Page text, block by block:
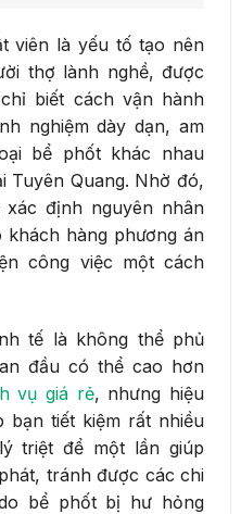
viên là yếu tố tạo nên
thợ lành nghề, được
biết cách vận hành
nghiệm dày dạn, am
bể phốt khác nhau
Tuyên Quang. Nhờ đó,
định nguyên nhân
hàng phương án
công việc một cách
tế là không thể phủ
đầu có thể cao hơn
vụ giá rẻ, nhưng hiệu
bạn tiết kiệm rất nhiều
triệt để một lần giúp
tránh được các chi
bể phốt bị hư hỏng